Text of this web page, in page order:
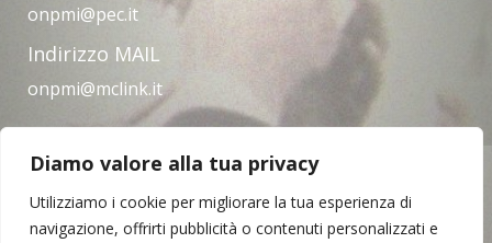
Diamo valore alla tua privacy
Utilizziamo i cookie per migliorare la tua esperienza di
navigazione, offrirti pubblicità o contenuti personalizzati e
onpmi@pec.it
Indirizzo MAIL
onpmi@mclink.it
Amministrazione trasparente
Privacy Policy
Note legali
Contatti